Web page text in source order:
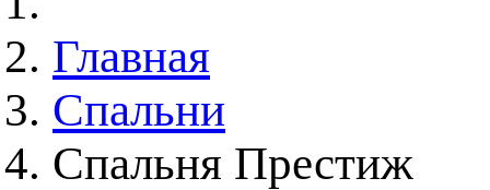
Главная
Спальни
Спальня Престиж